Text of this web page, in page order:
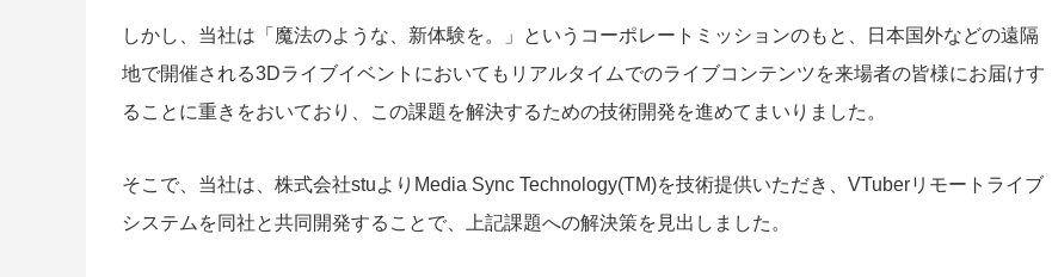
しかし、当社は「魔法のような、新体験を。」というコーポレートミッションのもと、日本国外などの遠隔
地で開催される3Dライブイベントにおいてもリアルタイムでのライブコンテンツを来場者の皆様にお届けす
ることに重きをおいており、この課題を解決するための技術開発を進めてまいりました。
そこで、当社は、株式会社stuよりMedia Sync Technology(TM)を技術提供いただき、VTuberリモートライブ
システムを同社と共同開発することで、上記課題への解決策を見出しました。